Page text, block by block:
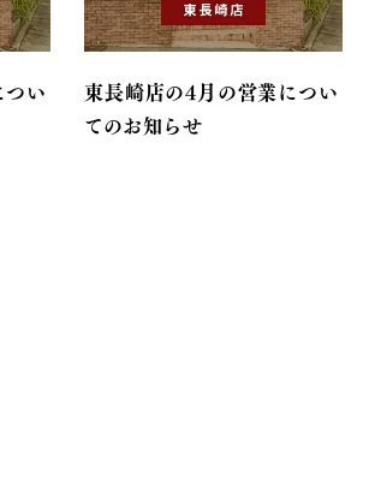
い
東長崎店の4月の営業につい
てのお知らせ